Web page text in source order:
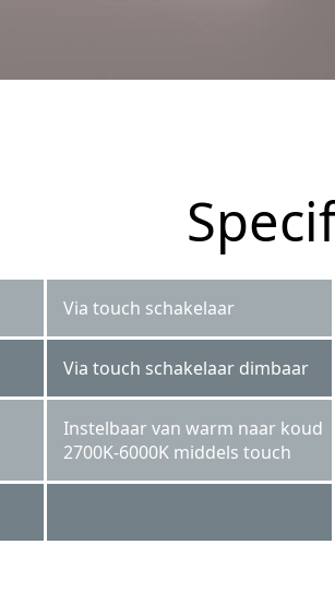
Via touch schakelaar
Via touch schakelaar dimbaar
Instelbaar van warm naar koud
2700K-6000K middels touch